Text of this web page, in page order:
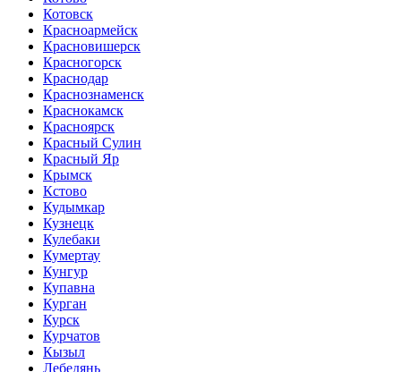
Котовск
Красноармейск
Красновишерск
Красногорск
Краснодар
Краснознаменск
Краснокамск
Красноярск
Красный Сулин
Красный Яр
Крымск
Кстово
Кудымкар
Кузнецк
Кулебаки
Кумертау
Кунгур
Купавна
Курган
Курск
Курчатов
Кызыл
Лебедянь